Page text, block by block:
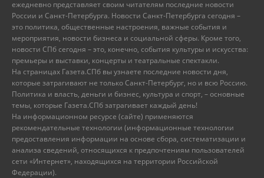
ежедневно представляет своим читателям последние новости
России и Санкт-Петербурга. Новости Санкт-Петербурга сегодня –
это политика, общественные настроения, важные события и
мероприятия, новости бизнеса и социальной сферы. Кроме того,
новости СПб сегодня – это, конечно, события культуры и искусства:
премьеры и выставки, концерты и театральные спектакли.
На страницах Газета.СПб вы узнаете последние новости дня,
которые затрагивают не только Санкт-Петербург, но и всю Россию.
Политика и власть, деньги и бизнес, культура и спорт, – основные
темы, которые Газета.СПб затрагивает каждый день!
На информационном ресурсе (сайте) применяются
рекомендательные технологии (информационные технологии
предоставления информации на основе сбора, систематизации и
анализа сведений, относящихся к предпочтениям пользователей
сети «Интернет», находящихся на территории Российской
Федерации).